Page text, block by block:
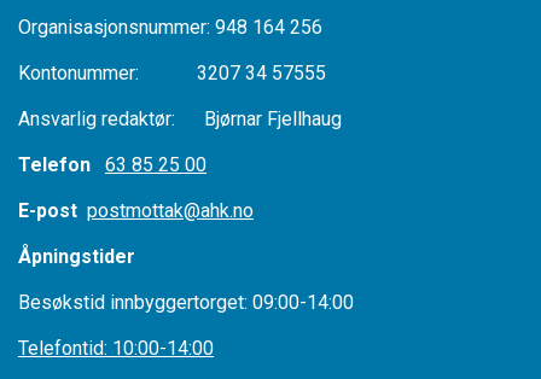
Organisasjonsnummer: 948 164 256
Kontonummer: 3207 34 57555
Ansvarlig redaktør: Bjørnar Fjellhaug
Telefon 63 85 25 00
E-post postmottak@ahk.no
Åpningstider
Besøkstid innbyggertorget: 09:00-14:00
Telefontid: 10:00-14:00